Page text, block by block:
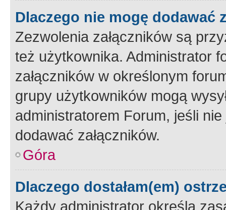
Dlaczego nie mogę dodawać
Zezwolenia załączników są
też użytkownika. Administrator
załączników w określonym
grupy użytkowników mogą
administratorem Forum, jeśli
dodawać załączników.
Góra
Dlaczego dostałam(em)
Każdy administrator określa